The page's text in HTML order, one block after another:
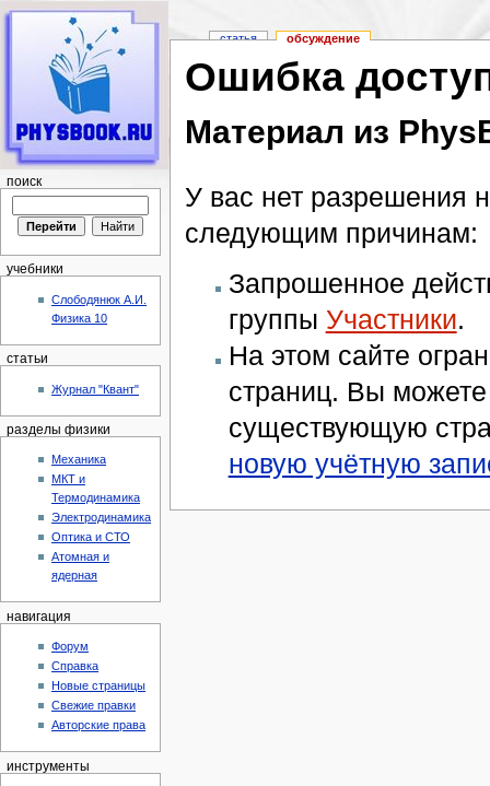
Ошибка
Материал из
У вас нет разрешения
следующим причинам:
Запрошенное
группы Участники.
На этом сайте
страниц. Вы можете
существующую
новую учётную
статья обсуждение
поиск
учебники
Слободянюк А.И.
Физика 10
статьи
Журнал "Квант"
разделы физики
Механика
МКТ и
Термодинамика
Электродинамика
Оптика и СТО
Атомная и
ядерная
навигация
Форум
Справка
Новые страницы
Свежие правки
Авторские права
инструменты